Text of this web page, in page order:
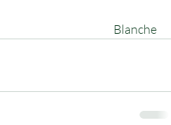
Blanche